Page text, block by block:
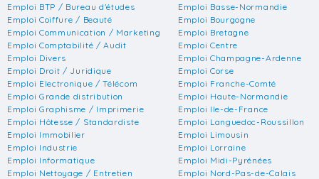
Emploi BTP / Bureau d'études
Emploi Coiffure / Beauté
Emploi Communication / Marketing
Emploi Comptabilité / Audit
Emploi Divers
Emploi Droit / Juridique
Emploi Electronique / Télécom
Emploi Grande distribution
Emploi Graphisme / Imprimerie
Emploi Hôtesse / Standardiste
Emploi Immobilier
Emploi Industrie
Emploi Informatique
Emploi Nettoyage / Entretien
Emploi Basse-Normandie
Emploi Bourgogne
Emploi Bretagne
Emploi Centre
Emploi Champagne-Ardenne
Emploi Corse
Emploi Franche-Comté
Emploi Haute-Normandie
Emploi Ile-de-France
Emploi Languedoc-Roussillon
Emploi Limousin
Emploi Lorraine
Emploi Midi-Pyrénées
Emploi Nord-Pas-de-Calais